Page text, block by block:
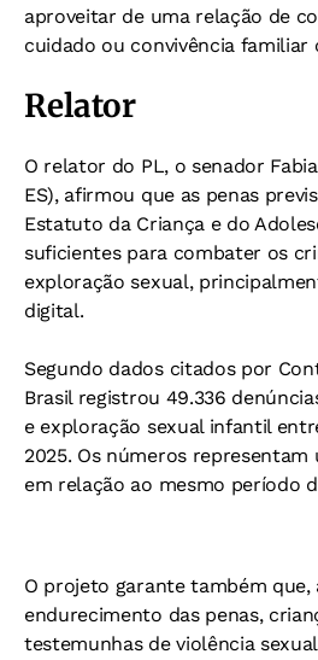
aproveitar de uma relação de
cuidado ou convivência familiar
Relator
O relator do PL, o senador
ES), afirmou que as penas
Estatuto da Criança e do
suficientes para combater os
exploração sexual,
digital.
Segundo dados citados por
Brasil registrou 49.336
e exploração sexual infantil
2025. Os números representam
em relação ao mesmo período
O projeto garante também que,
endurecimento das penas,
testemunhas de violência